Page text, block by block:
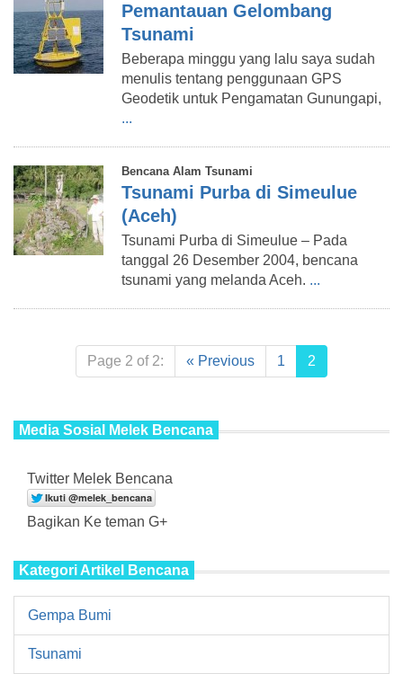
Pemantauan Gelombang
Tsunami
Beberapa minggu yang lalu saya sudah
menulis tentang penggunaan GPS
Geodetik untuk Pengamatan Gunungapi,
...
Bencana Alam Tsunami
Tsunami Purba di Simeulue
(Aceh)
Tsunami Purba di Simeulue – Pada
tanggal 26 Desember 2004, bencana
tsunami yang melanda Aceh. ...
Page 2 of 2: « Previous 1 2
Media Sosial Melek Bencana
Twitter Melek Bencana
Bagikan Ke teman G+
Kategori Artikel Bencana
Gempa Bumi
Tsunami